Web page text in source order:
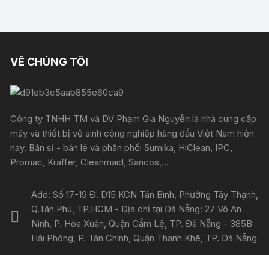
VỀ CHÚNG TÔI
Công ty TNHH TM và DV Phạm Gia Nguyễn là nhà cung cấp
máy và thiết bị vệ sinh công nghiệp hàng đầu Việt Nam hiện
nay. Bán sỉ - bán lẻ và phân phối Sumika, HiClean, IPC,
Promac, Kraffer, Cleanmaid, Sancos,...
Add: Số 17-19 Đ. D15 KCN Tân Bình, Phường Tây Thạnh,
Q.Tân Phú, TP.HCM - Địa chỉ tại Đà Nẵng: 27 Võ An
Ninh, P. Hòa Xuân, Quận Cẩm Lệ, TP. Đà Nẵng - 385B
Hải Phòng, P. Tân Chính, Quận Thanh Khê, TP. Đà Nẵng